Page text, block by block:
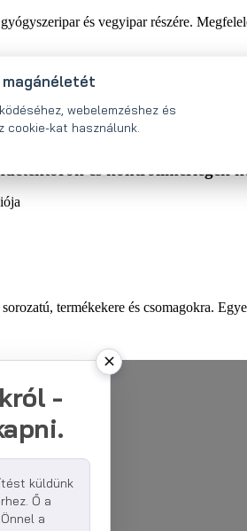
és vegyipar részére.
termékekere és csomagokra.
-
küldünk
Ő a
a
webelemzéshez és
cookie-kat használunk.